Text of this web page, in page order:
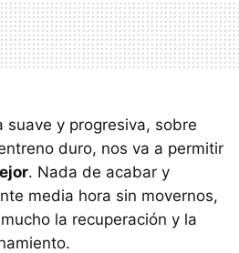
suave y progresiva, sobre
duro, nos va a permitir
. Nada de acabar y
media hora sin movernos,
la recuperación y la